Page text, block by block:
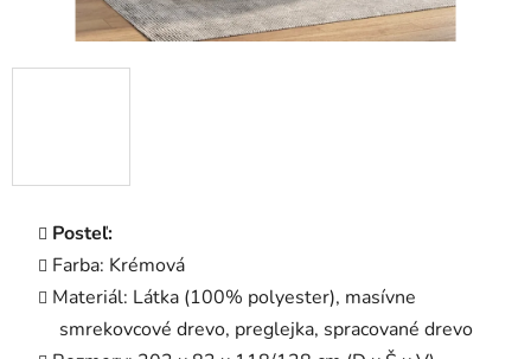
Posteľ:
Farba: Krémová
Materiál: Látka (100% polyester), masívne
smrekovcové drevo, preglejka, spracované drevo